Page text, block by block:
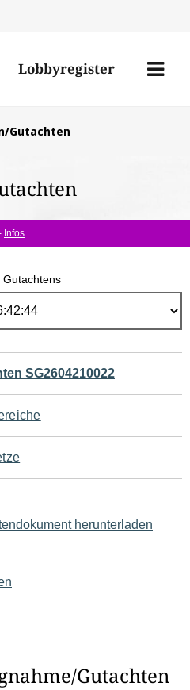
Lobbyregister
Menü
Gutachten
Infos
Gutachtens
SG2604210022
herunterladen
Gutachten